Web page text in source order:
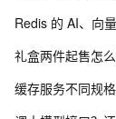
礼盒两件起售怎